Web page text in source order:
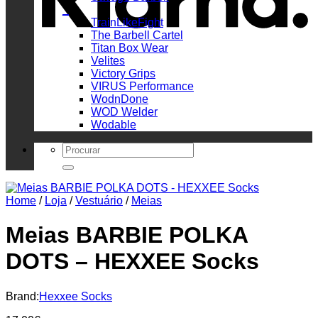
_
TrainLikeFight
The Barbell Cartel
Titan Box Wear
Velites
Victory Grips
VIRUS Performance
WodnDone
WOD Welder
Wodable
Search
for:
Home / Loja / Vestuário / Meias
Meias BARBIE POLKA
DOTS – HEXXEE Socks
Brand:Hexxee Socks